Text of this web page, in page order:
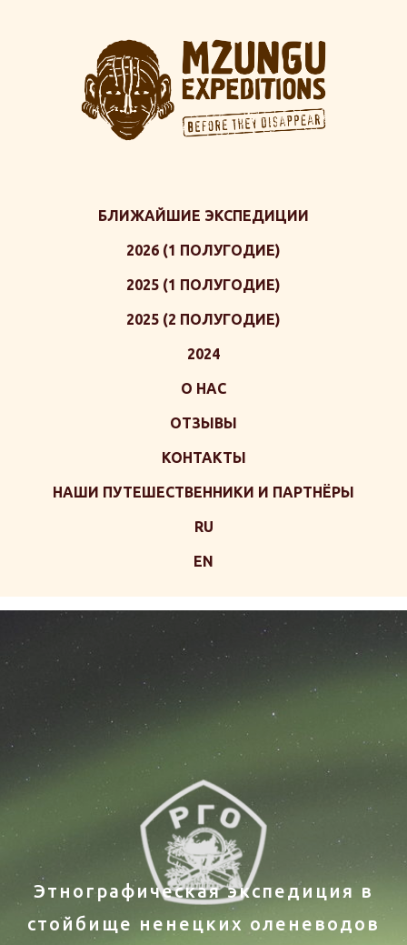
БЛИЖАЙШИЕ ЭКСПЕДИЦИИ
2026 (1 ПОЛУГОДИЕ)
2025 (1 ПОЛУГОДИЕ)
2025 (2 ПОЛУГОДИЕ)
2024
О НАС
ОТЗЫВЫ
КОНТАКТЫ
НАШИ ПУТЕШЕСТВЕННИКИ И ПАРТНЁРЫ
RU
EN
Этнографическая экспедиция в
стойбище ненецких оленеводов